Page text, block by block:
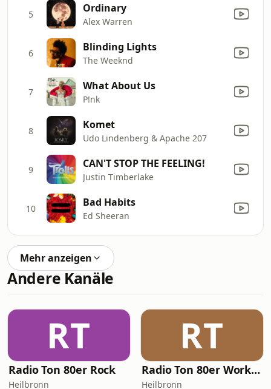
5 Ordinary
Alex Warren
6 Blinding Lights
The Weeknd
7 What About Us
P!nk
8 Komet
Udo Lindenberg & Apache 207
9 CAN'T STOP THE FEELING!
Justin Timberlake
10 Bad Habits
Ed Sheeran
Mehr anzeigen
Andere Kanäle
RT
Radio Ton 80er Rock
Heilbronn
RT
Radio Ton 80er Workout
Heilbronn